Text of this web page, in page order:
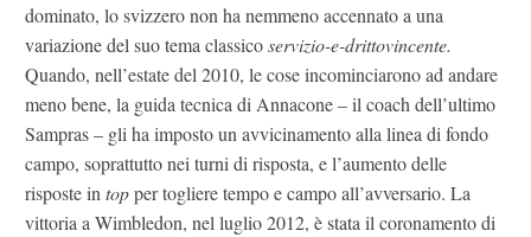
dominato, lo svizzero non ha nemmeno accennato a una
variazione del suo tema classicoservizio-e-drittovincente.
Quando, nell’estate del 2010, le cose incominciarono ad andare
meno bene, la guida tecnica di Annacone – il coach dell’ultimo
Sampras – gli ha imposto un avvicinamento alla linea di fondo
campo, soprattutto nei turni di risposta, e l’aumento delle
risposte in topper togliere tempo e campo all’avversario. La
vittoria a Wimbledon, nel luglio 2012, è stata il coronamento di